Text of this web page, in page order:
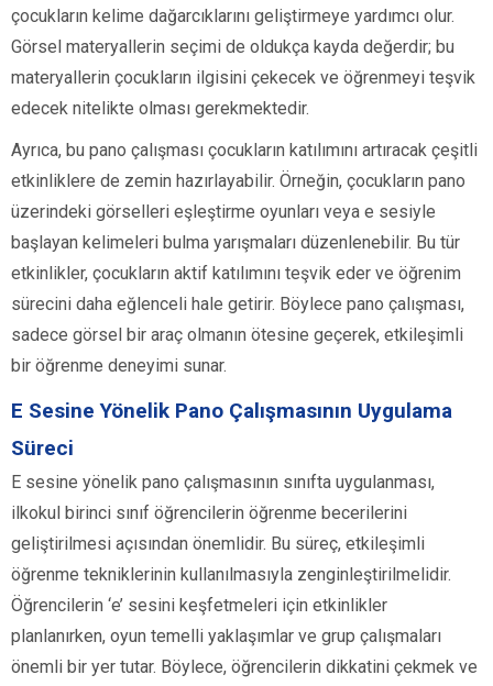
çocukların kelime dağarcıklarını geliştirmeye yardımcı olur.
Görsel materyallerin seçimi de oldukça kayda değerdir; bu
materyallerin çocukların ilgisini çekecek ve öğrenmeyi teşvik
edecek nitelikte olması gerekmektedir.
Ayrıca, bu pano çalışması çocukların katılımını artıracak çeşitli
etkinliklere de zemin hazırlayabilir. Örneğin, çocukların pano
üzerindeki görselleri eşleştirme oyunları veya e sesiyle
başlayan kelimeleri bulma yarışmaları düzenlenebilir. Bu tür
etkinlikler, çocukların aktif katılımını teşvik eder ve öğrenim
sürecini daha eğlenceli hale getirir. Böylece pano çalışması,
sadece görsel bir araç olmanın ötesine geçerek, etkileşimli
bir öğrenme deneyimi sunar.
E Sesine Yönelik Pano Çalışmasının Uygulama
Süreci
E sesine yönelik pano çalışmasının sınıfta uygulanması,
ilkokul birinci sınıf öğrencilerin öğrenme becerilerini
geliştirilmesi açısından önemlidir. Bu süreç, etkileşimli
öğrenme tekniklerinin kullanılmasıyla zenginleştirilmelidir.
Öğrencilerin ‘e’ sesini keşfetmeleri için etkinlikler
planlanırken, oyun temelli yaklaşımlar ve grup çalışmaları
önemli bir yer tutar. Böylece, öğrencilerin dikkatini çekmek ve